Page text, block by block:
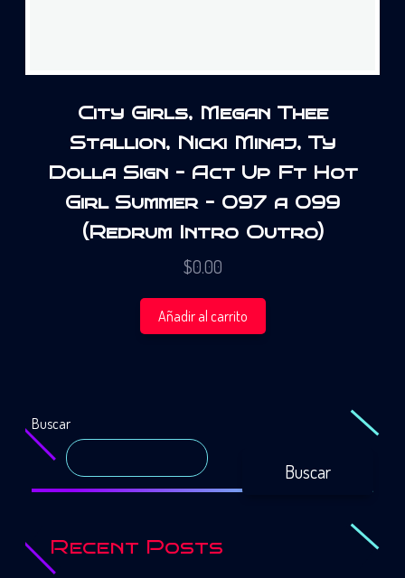
City Girls, Megan Thee
Stallion, Nicki Minaj, Ty
Dolla Sign – Act Up Ft Hot
Girl Summer – 097 a 099
(Redrum Intro Outro)
$0.00
Añadir al carrito
Buscar
Buscar
Recent Posts